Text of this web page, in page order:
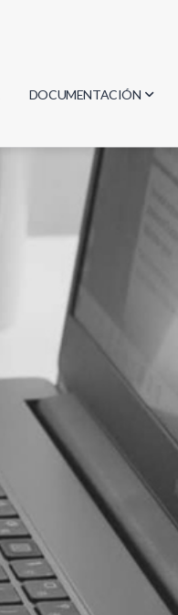
DOCUMENTACIÓN
Actas
Reglamentos
Documentos